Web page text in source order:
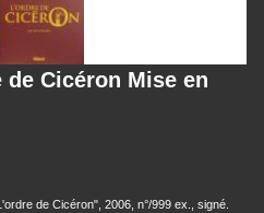
Cicéron Mise en
de Cicéron", 2006, n°/999 ex., signé.